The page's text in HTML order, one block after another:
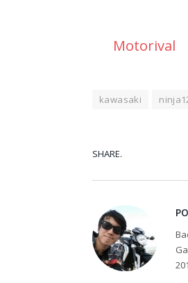
Motorival
kawasaki
SHARE.